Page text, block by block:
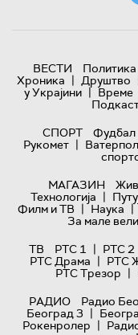
ВЕСТИ Политика
Хроника | Друштво
у Украјини | Време
СПОРТ
Фудбал
Рукомет |
МАГАЗИН
Технологијa |
Филм и ТВ | Наука |
За мале
ТВ
РТС 1 | РТС 2
РТС Драма | РТС
РТС Трезор |
РАДИО
Радио
Београд 3 |
Рокенролер |